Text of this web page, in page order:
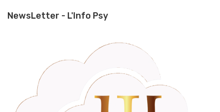
NewsLetter - L'Info Psy